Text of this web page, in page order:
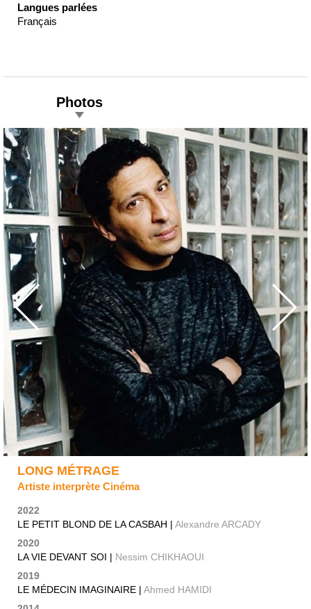
Langues parlées
Français
Photos
LONG MÉTRAGE
Artiste interprète Cinéma
2022
LE PETIT BLOND DE LA CASBAH | Alexandre ARCADY
2020
LA VIE DEVANT SOI | Nessim CHIKHAOUI
2019
LE MÉDECIN IMAGINAIRE | Ahmed HAMIDI